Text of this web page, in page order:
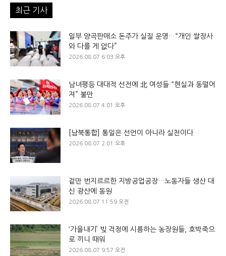
최근 기사
일부 양곡판매소 돈주가 실질 운영…“개인 쌀장사
와 다를 게 없다”
2026.08.07 6:03 오후
남녀평등 대대적 선전에 北 여성들 “현실과 동떨어
져” 불만
2026.08.07 4:01 오후
[남북통합] 통일은 선언이 아니라 실천이다
2026.08.07 2:01 오후
겉만 번지르르한 지방공업공장…노동자들 생산 대
신 광산에 동원
2026.08.07 11:59 오전
‘가을내기’ 빚 걱정에 시름하는 농장원들, 호박죽으
로 끼니 때워
2026.08.07 9:57 오전